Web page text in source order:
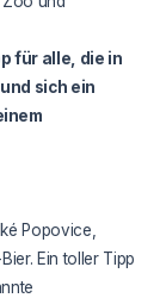
für alle, die in
sich ein
Popovice,
Ein toller Tipp